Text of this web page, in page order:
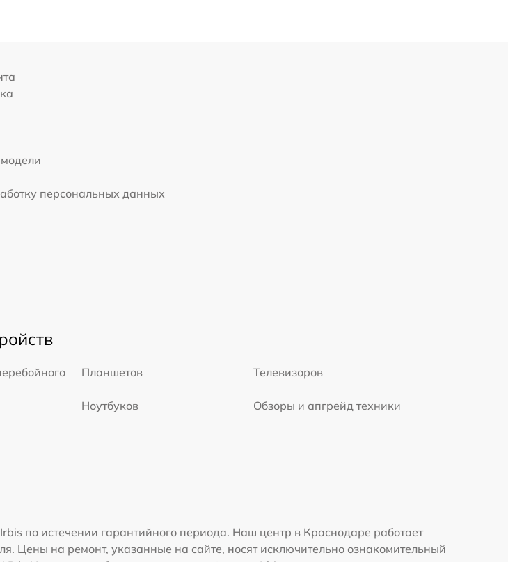
персональных данных
Планшетов Телевизоров
Ноутбуков Обзоры и апгрейд техники
по истечении гарантийного периода. Наш центр в Краснодаре работает
Цены на ремонт, указанные на сайте, носят исключительно ознакомительный